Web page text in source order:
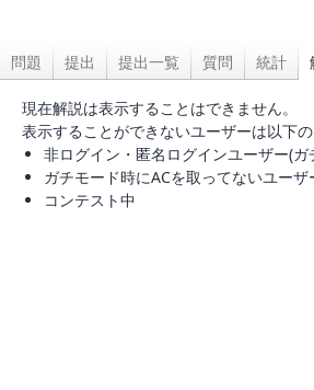
問題 提出 提出一覧 質問 統計
現在解説は表示することはできません。
表示することができないユーザーは以下
非ログイン・匿名ログインユーザー(
ガチモード時にACを取ってないユーザ
コンテスト中